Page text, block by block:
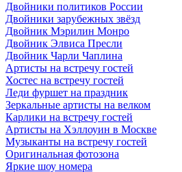
Двойники политиков России
Двойники зарубежных звёзд
Двойник Мэрилин Монро
Двойник Элвиса Пресли
Двойник Чарли Чаплина
Артисты на встречу гостей
Хостес на встречу гостей
Леди фуршет на праздник
Зеркальные артисты на велком
Карлики на встречу гостей
Артисты на Хэллоуин в Москве
Музыканты на встречу гостей
Оригинальная фотозона
Яркие шоу номера